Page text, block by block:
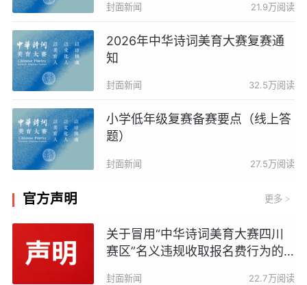
封面新闻 21.9万阅读
2026年中华诗词美育大赛复赛通
知
封面新闻 32.5万阅读
小学低年级复赛备赛要点（线上答
题）
封面新闻 27.5万阅读
官方声明 更多 >
关于冒用“中华诗词美育大赛四川
赛区”名义违规收取报名费行为的
封面新闻 22.7万阅读